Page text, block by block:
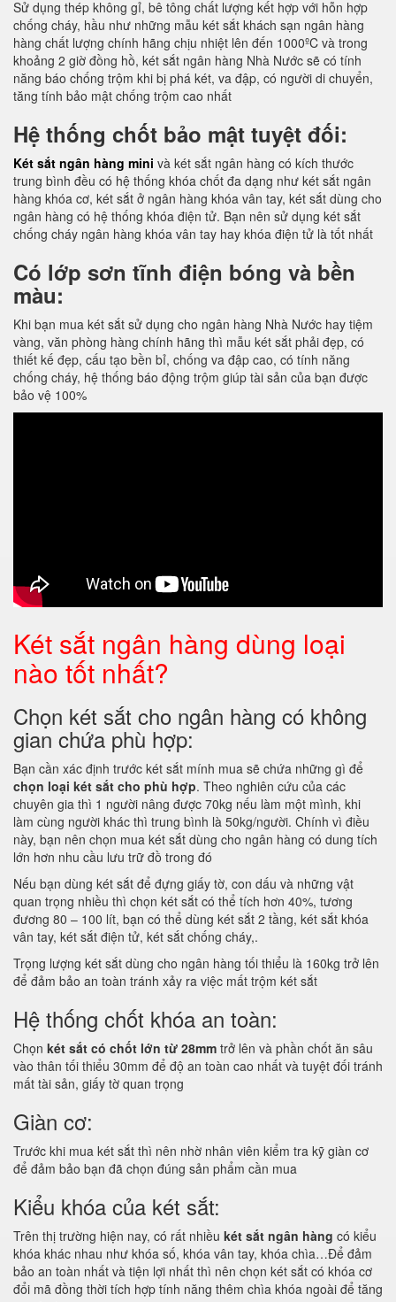
Sử dụng thép không gỉ, bê tông chất lượng kết hợp với hỗn hợp
chống cháy, hầu như những mẫu két sắt khách sạn ngân hàng
hàng chất lượng chính hãng chịu nhiệt lên đến 1000ºC và trong
khoảng 2 giờ đồng hồ, két sắt ngân hàng Nhà Nước sẽ có tính
năng báo chống trộm khi bị phá két, va đập, có người di chuyển,
tăng tính bảo mật chống trộm cao nhất
Hệ thống chốt bảo mật tuyệt đối:
Két sắt ngân hàng mini và két sắt ngân hàng có kích thước
trung bình đều có hệ thống khóa chốt đa dạng như két sắt ngân
hàng khóa cơ, két sắt ở ngân hàng khóa vân tay, két sắt dùng cho
ngân hàng có hệ thống khóa điện tử. Bạn nên sử dụng két sắt
chống cháy ngân hàng khóa vân tay hay khóa điện tử là tốt nhất
Có lớp sơn tĩnh điện bóng và bền
màu:
Khi bạn mua két sắt sử dụng cho ngân hàng Nhà Nước hay tiệm
vàng, văn phòng hàng chính hãng thì mẫu két sắt phải đẹp, có
thiết kế đẹp, cấu tạo bền bỉ, chống va đập cao, có tính năng
chống cháy, hệ thống báo động trộm giúp tài sản của bạn được
bảo vệ 100%
Két sắt ngân hàng dùng loại
nào tốt nhất?
Chọn két sắt cho ngân hàng có không
gian chứa phù hợp:
Bạn cần xác định trước két sắt mính mua sẽ chứa những gì để
chọn loại két sắt cho phù hợp. Theo nghiên cứu của các
chuyên gia thì 1 người nâng được 70kg nếu làm một mình, khi
làm cùng người khác thì trung bình là 50kg/người. Chính vì điều
này, bạn nên chọn mua két sắt dùng cho ngân hàng có dung tích
lớn hơn nhu cầu lưu trữ đồ trong đó
Nếu bạn dùng két sắt để đựng giấy tờ, con dấu và những vật
quan trọng nhiều thì chọn két sắt có thể tích hơn 40%, tương
đương 80 – 100 lít, bạn có thể dùng két sắt 2 tầng, két sắt khóa
vân tay, két sắt điện tử, két sắt chống cháy,.
Trọng lượng két sắt dùng cho ngân hàng tối thiểu là 160kg trở lên
để đảm bảo an toàn tránh xảy ra việc mất trộm két sắt
Hệ thống chốt khóa an toàn:
Chọn két sắt có chốt lớn từ 28mm trở lên và phần chốt ăn sâu
vào thân tối thiểu 30mm để độ an toàn cao nhất và tuyệt đối tránh
mất tài sản, giấy tờ quan trọng
Giàn cơ:
Trước khi mua két sắt thì nên nhờ nhân viên kiểm tra kỹ giàn cơ
để đảm bảo bạn đã chọn đúng sản phẩm cần mua
Kiểu khóa của két sắt:
Trên thị trường hiện nay, có rất nhiều két sắt ngân hàng có kiểu
khóa khác nhau như khóa số, khóa vân tay, khóa chìa…Để đảm
bảo an toàn nhất và tiện lợi nhất thì nên chọn két sắt có khóa cơ
đổi mã đồng thời tích hợp tính năng thêm chìa khóa ngoài để tăng